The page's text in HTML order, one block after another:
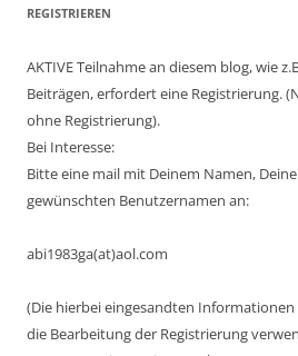
REGISTRIEREN
AKTIVE Teilnahme an diesem blog, wie
Beiträgen, erfordert eine Registrierung.
ohne Registrierung).
Bei Interesse:
Bitte eine mail mit Deinem Namen,
gewünschten Benutzernamen an:
abi1983ga(at)aol.com
(Die hierbei eingesandten
die Bearbeitung der Registrierung